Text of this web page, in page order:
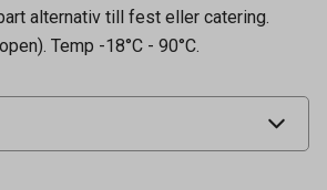
alternativ till fest eller catering.
Temp -18°C - 90°C.
4 cl
52152102